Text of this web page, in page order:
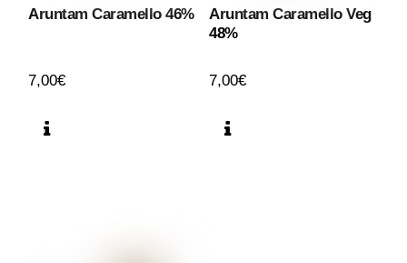
Aruntam Caramello 46%
7,00€
Aruntam Caramello Veg
48%
7,00€